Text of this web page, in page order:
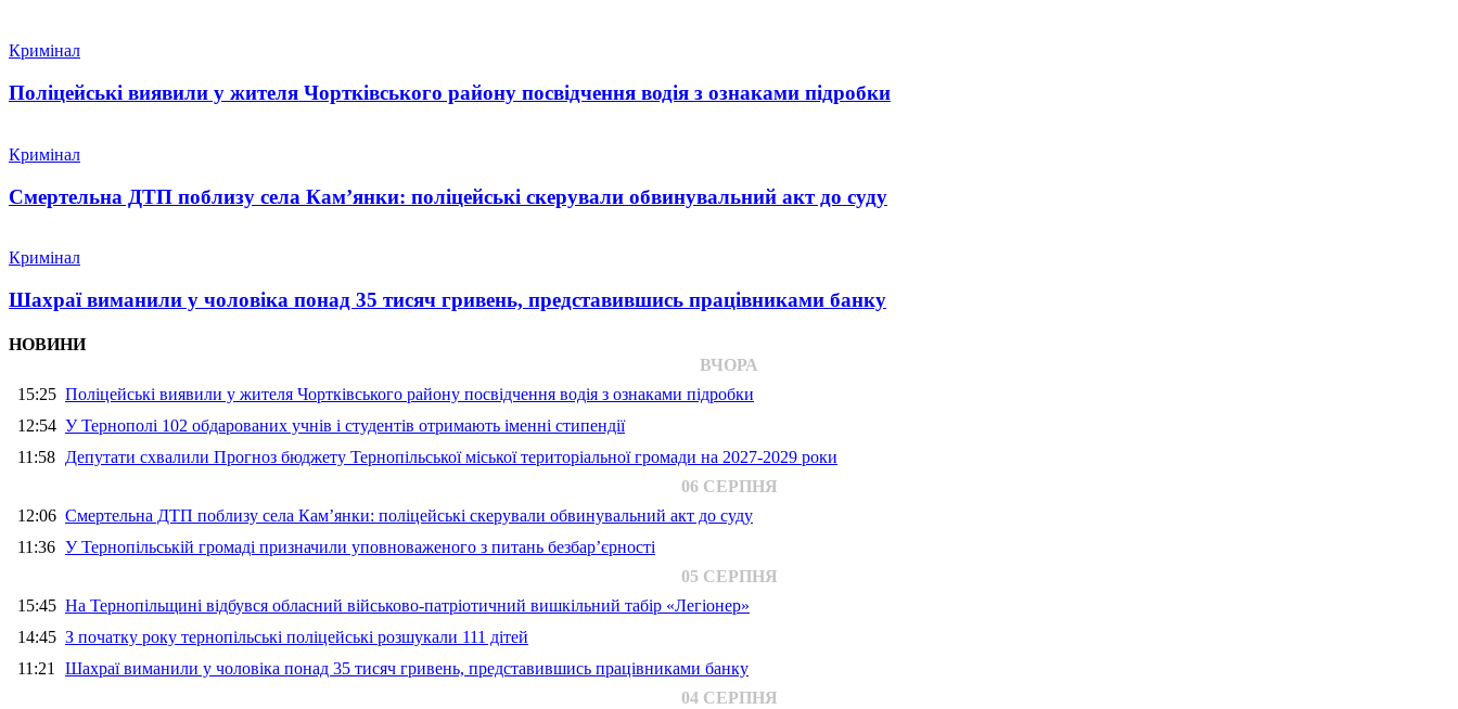
Кримінал
Поліцейські виявили у жителя Чортківського району посвідчення водія з ознаками підробки
Кримінал
Смертельна ДТП поблизу села Кам’янки: поліцейські скерували обвинувальний акт до суду
Кримінал
Шахраї виманили у чоловіка понад 35 тисяч гривень, представившись працівниками банку
НОВИНИ
ВЧОРА
15:25 Поліцейські виявили у жителя Чортківського району посвідчення водія з ознаками підробки
12:54 У Тернополі 102 обдарованих учнів і студентів отримають іменні стипендії
11:58 Депутати схвалили Прогноз бюджету Тернопільської міської територіальної громади на 2027-2029 роки
06 СЕРПНЯ
12:06 Смертельна ДТП поблизу села Кам’янки: поліцейські скерували обвинувальний акт до суду
11:36 У Тернопільській громаді призначили уповноваженого з питань безбар’єрності
05 СЕРПНЯ
15:45 На Тернопільщині відбувся обласний військово-патріотичний вишкільний табір «Легіонер»
14:45 З початку року тернопільські поліцейські розшукали 111 дітей
11:21 Шахраї виманили у чоловіка понад 35 тисяч гривень, представившись працівниками банку
04 СЕРПНЯ